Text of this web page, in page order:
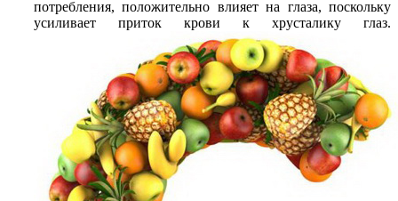
потребления, положительно влияет на глаза, поскольку
усиливает приток крови к хрусталику глаз.